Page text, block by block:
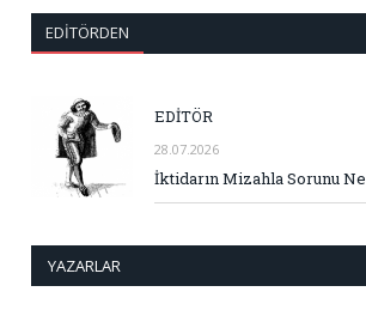
EDITÖRDEN
EDİTÖR
28.07.2026
İktidarın Mizahla Sorunu Ne
YAZARLAR